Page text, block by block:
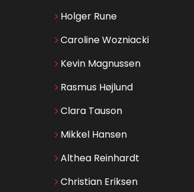
Holger Rune
Caroline Wozniacki
Kevin Magnussen
Rasmus Højlund
Clara Tauson
Mikkel Hansen
Althea Reinhardt
Christian Eriksen